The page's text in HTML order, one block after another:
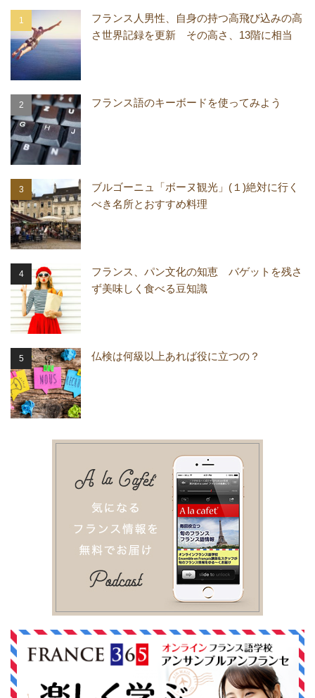
フランス人男性、自身の持つ高飛び込みの高
さ世界記録を更新 その高さ、13階に相当
フランス語のキーボードを使ってみよう
ブルゴーニュ「ボーヌ観光」(１)絶対に行く
べき名所とおすすめ料理
フランス、パン文化の知恵 バゲットを残さ
ず美味しく食べる豆知識
仏検は何級以上あれば役に立つの？